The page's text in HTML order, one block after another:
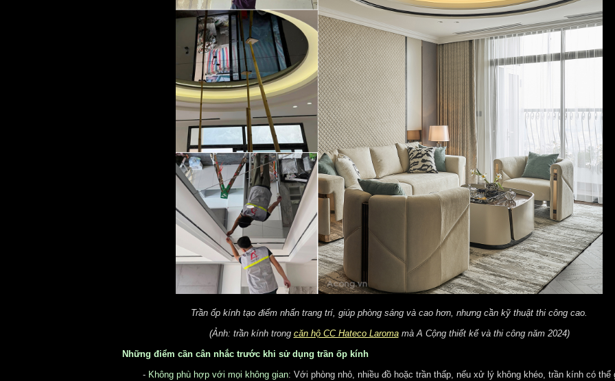
Trần ốp kính tạo điểm nhấn trang trí, giúp phòng sáng và cao hơn, nhưng cần kỹ thuật thi công cao.
(Ảnh: trần kính trong căn hộ CC Hateco Laromamà A Cộng thiết kế và thi công năm 2024)
Những điểm cần cân nhắc trước khi sử dụng trần ốp kính
- Không phù hợp với mọi không gian: Với phòng nhỏ, nhiều đồ hoặc trần thấp, nếu xử lý không khéo, trần kính có thể